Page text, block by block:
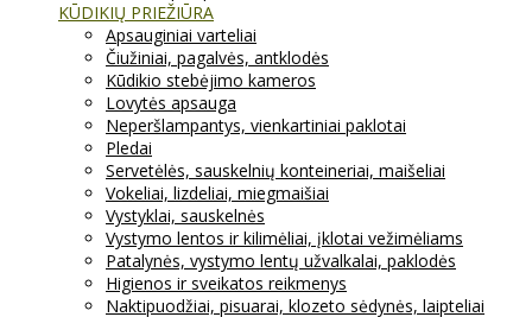
KŪDIKIŲ PRIEŽIŪRA
Apsauginiai varteliai
Čiužiniai, pagalvės, antklodės
Kūdikio stebėjimo kameros
Lovytės apsauga
Neperšlampantys, vienkartiniai paklotai
Pledai
Servetėlės, sauskelnių konteineriai, maišeliai
Vokeliai, lizdeliai, miegmaišiai
Vystyklai, sauskelnės
Vystymo lentos ir kilimėliai, įklotai vežimėliams
Patalynės, vystymo lentų užvalkalai, paklodės
Higienos ir sveikatos reikmenys
Naktipuodžiai, pisuarai, klozeto sėdynės, laipteliai